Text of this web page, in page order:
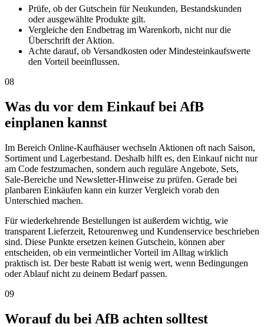
Prüfe, ob der Gutschein für Neukunden, Bestandskunden
oder ausgewählte Produkte gilt.
Vergleiche den Endbetrag im Warenkorb, nicht nur die
Überschrift der Aktion.
Achte darauf, ob Versandkosten oder Mindesteinkaufswerte
den Vorteil beeinflussen.
08
Was du vor dem Einkauf bei AfB
einplanen kannst
Im Bereich Online-Kaufhäuser wechseln Aktionen oft nach Saison,
Sortiment und Lagerbestand. Deshalb hilft es, den Einkauf nicht nur
am Code festzumachen, sondern auch reguläre Angebote, Sets,
Sale-Bereiche und Newsletter-Hinweise zu prüfen. Gerade bei
planbaren Einkäufen kann ein kurzer Vergleich vorab den
Unterschied machen.
Für wiederkehrende Bestellungen ist außerdem wichtig, wie
transparent Lieferzeit, Retourenweg und Kundenservice beschrieben
sind. Diese Punkte ersetzen keinen Gutschein, können aber
entscheiden, ob ein vermeintlicher Vorteil im Alltag wirklich
praktisch ist. Der beste Rabatt ist wenig wert, wenn Bedingungen
oder Ablauf nicht zu deinem Bedarf passen.
09
Worauf du bei AfB achten solltest